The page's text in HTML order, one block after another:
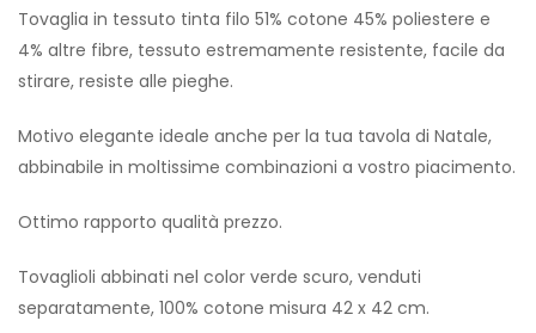
Tovaglia in tessuto tinta filo 51% cotone 45% poliestere e
4% altre fibre, tessuto estremamente resistente, facile da
stirare, resiste alle pieghe.
Motivo elegante ideale anche per la tua tavola di Natale,
abbinabile in moltissime combinazioni a vostro piacimento.
Ottimo rapporto qualità prezzo.
Tovaglioli abbinati nel color verde scuro, venduti
separatamente, 100% cotone misura 42 x 42 cm.